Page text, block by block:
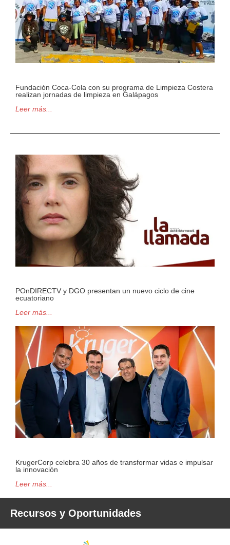
Fundación Coca-Cola con su programa de Limpieza Costera
realizan jornadas de limpieza en Galápagos
Leer más...
POnDIRECTV y DGO presentan un nuevo ciclo de cine
ecuatoriano
Leer más...
KrugerCorp celebra 30 años de transformar vidas e impulsar
la innovación
Leer más...
Recursos y Oportunidades